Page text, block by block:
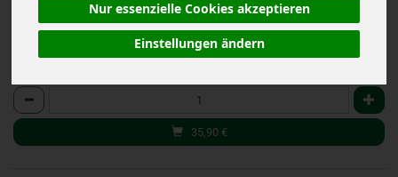
Nur essenzielle Cookies akzeptieren
Einstellungen ändern
Anzahl
35,90 €